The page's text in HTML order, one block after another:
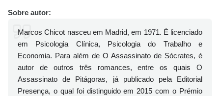
Sobre autor:
Marcos Chicot nasceu em Madrid, em 1971. É licenciado
em Psicologia Clínica, Psicologia do Trabalho e
Economia. Para além de O Assassinato de Sócrates, é
autor de outros três romances, entre os quais O
Assassinato de Pitágoras, já publicado pela Editorial
Presença, o qual foi distinguido em 2015 com o Prémio